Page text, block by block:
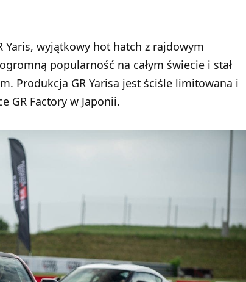
Yaris, wyjątkowy hot hatch z rajdowym
popularność na całym świecie i stał
Produkcja GR Yarisa jest ściśle limitowana i
GR Factory w Japonii.